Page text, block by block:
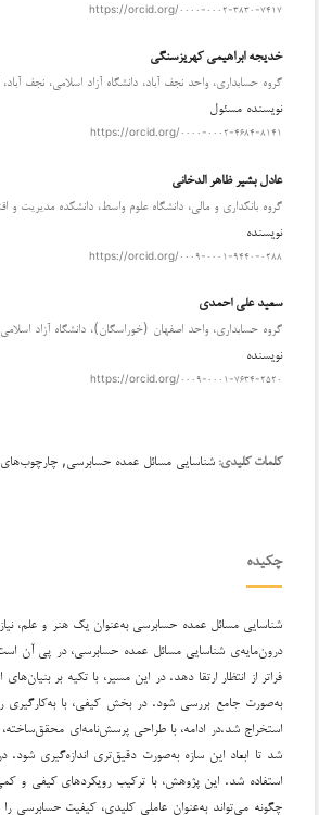
https://orcid.org/۰۰۰۰-۰۰۰۲-۳۸۳۰-۷۴۱۷
خدیجه ابراهیمی کهریزسنگی
گروه حسابداری، واحد نجف آباد، دانشگاه آزاد اسلامی، نجف آباد،
نویسنده مسئول
https://orcid.org/۰۰۰۰-۰۰۰۲-۴۶۸۴-۸۱۴۱
عادل بشير ظاهر الدخاني
گروه بانکداری و مالی، دانشگاه علوم واسط، دانشکده مدیریت و
نویسنده
https://orcid.org/۰۰۰۹-۰۰۰۱-۹۴۴۰-۰۲۸۸
سعید علی احمدی
گروه حسابداری، واحد اصفهان (خوراسگان)، دانشگاه آزاد
نویسنده
https://orcid.org/۰۰۰۹-۰۰۰۱-۷۶۳۴-۲۵۲۰
کلمات کلیدی: شناسایی مسائل عمده حسابرسی, چارچوب‌های
چکیده
شناسایی مسائل عمده حسابرسی به‌عنوان یک هنر و علم،
درون‌مایه‌ی شناسایی مسائل عمده حسابرسی، در پی آن
فراتر از انتظار ارتقا دهد. در این مسیر، با تکیه بر
به‌صورت جامع بررسی شود. در بخش کیفی، با به‌کارگیری
استخراج شد.در ادامه، با طراحی پرسش‌نامه‌ای
شد تا ابعاد این سازه به‌صورت دقیق‌تری اندازه‌گیری
استفاده شد. این پژوهش، با ترکیب رویکردهای کیفی و
دانلود